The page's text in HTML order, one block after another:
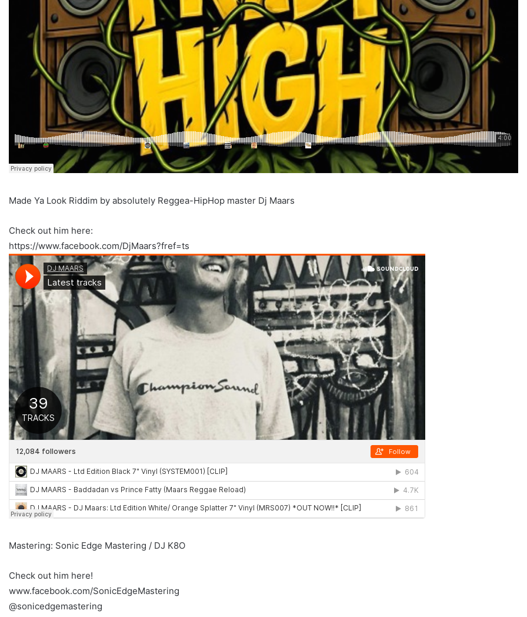
Made Ya Look Riddim by absolutely Reggea-HipHop master Dj Maars
Check out him here:
https://www.facebook.com/DjMaars?fref=ts
Mastering: Sonic Edge Mastering / DJ K8O
Check out him here!
www.facebook.com/SonicEdgeMastering
@sonicedgemastering